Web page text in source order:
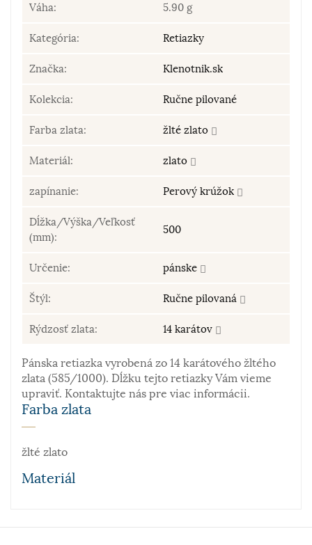
Váha: 5.90 g
Kategória: Retiazky
Značka: Klenotnik.sk
Kolekcia: Ručne pilované
Farba zlata: žlté zlato
Materiál: zlato
zapínanie: Perový krúžok
Dĺžka/Výška/Veľkosť
(mm):
500
Určenie: pánske
Štýl: Ručne pilovaná
Rýdzosť zlata: 14 karátov
Pánska retiazka vyrobená zo 14 karátového žltého
zlata (585/1000). Dĺžku tejto retiazky Vám vieme
upraviť. Kontaktujte nás pre viac informácii.
Farba zlata
žlté zlato
Materiál